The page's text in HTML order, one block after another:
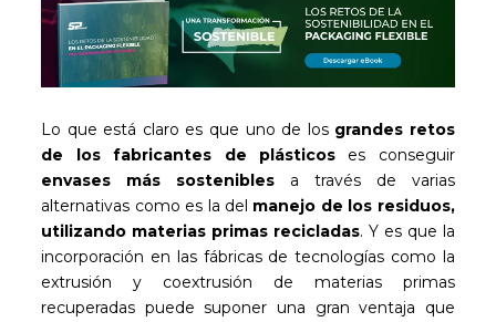
Lo que está claro es que uno de los grandes retos
de los fabricantes de plásticoses conseguir
envases más sostenibles a través de varias
alternativas como es la del manejo de los residuos,
utilizando materias primas recicladas. Y es que la
incorporación en las fábricas de tecnologías como la
extrusión y coextrusión de materias primas
recuperadas puede suponer una gran ventaja que